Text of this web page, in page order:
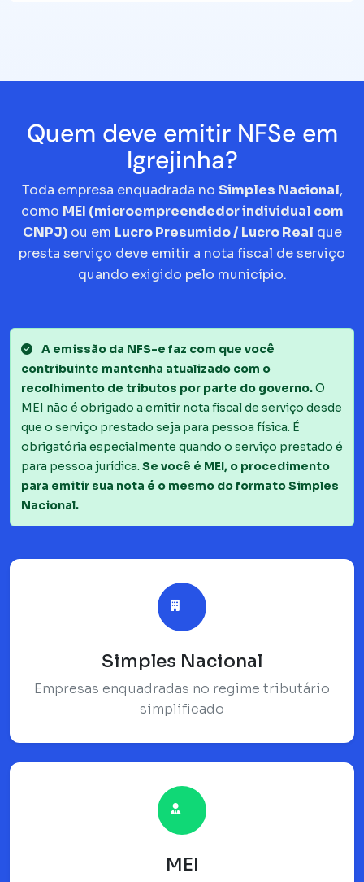
Quem deve emitir NFSe em
Igrejinha?
Toda empresa enquadrada no Simples Nacional,
como MEI (microempreendedor individual com
CNPJ)ou em Lucro Presumido / Lucro Real que
presta serviço deve emitir a nota fiscal de serviço
quando exigido pelo município.
A emissão da NFS-e faz com que você
contribuinte mantenha atualizado com o
recolhimento de tributos por parte do governo.O
MEI não é obrigado a emitir nota fiscal de serviço desde
que o serviço prestado seja para pessoa física. É
obrigatória especialmente quando o serviço prestado é
para pessoa jurídica. Se você é MEI, o procedimento
para emitir sua nota é o mesmo do formato Simples
Nacional.
Simples Nacional
Empresas enquadradas no regime tributário
simplificado
MEI